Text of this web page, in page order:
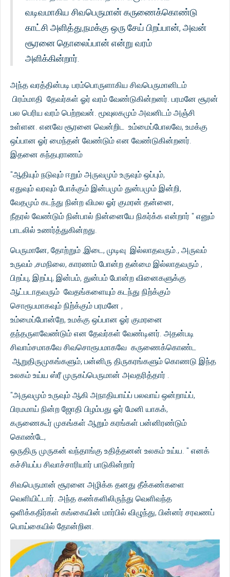
வடிவமாகிய சிவபெருமான் கருணைக்கொண்டு
காட்சி அளித்து,நமக்கு ஒரு சேய் பிறப்பான், அவன்
சூரனை தொலைப்பான் என்று வரம்
அளிக்கின்றார்.
அந்த வரத்தின்படி பரம்பொருளாகிய சிவபெருமானிடம்
பிரம்மாதி தேவர்கள் ஓர் வரம் வேண்டுகின்றனர். பரமனே சூரன்
பல பெரிய வரம் பெற்றவன். மூவுலகமும் அவனிடம் அஞ்சி
உள்ளன. எனவே சூரனை வென்றிட உம்மைப்போலவே, உமக்கு
ஒப்பான ஓர் மைந்தன் வேண்டும் என வேண்டுகின்றனர்.
இதனை கந்தபுராணம்
"ஆதியும் நடுவும் ஈறும் அருவமும் உருவும் ஒப்பும்,
ஏதுவும் வரவும் போக்கும் இன்பமும் துன்பமும் இன்றி,
வேதமும் கடந்து நின்ற விமல ஓர் குமரன் தன்னை,
நீதரல் வேண்டும் நின்பால் நின்னையே நிகர்க்க என்றார் " எனும்
பாடலில் உணர்த்துகின்றது.
பெருமானே, தோற்றும் ,இடை, முடிவு இல்லாதவரும்., அருவம்
உருவம் ,சமநிலை, காரணம் போன்ற தன்மை இல்லாதவரும் ,
பிறப்பு, இறப்பு, இன்பம், துன்பம் போன்ற வினைகளுக்கு
ஆட்படாதவரும் வேதங்களையும் கடந்து நிற்க்கும்
சொரூபமாகவும் நிற்க்கும் பரமனே ,
உம்மைப்போன்றே, உமக்கு ஒப்பான ஓர் குமரனை
தந்தருளவேண்டும் என தேவர்கள் வேண்டினர். அதன்படி
சிவாம்சமாகவே சிவசொரூபமாகவே கருணைக்கொண்ட
ஆறுதிருமுகங்களும், பன்னிரு திருகரங்களும் கொணடு இந்த
உலகம் உய்ய ஸ்ரீ முருகப்பெருமான் அவதரித்தார் .
"அருவமும் உருவும் ஆகி அநாதியாய்ப் பலவாய் ஒன்றாய்ப்,
பிரமமாய் நின்ற ஜோதி பிழம்பது ஓர் மேனி யாகக்,
கருணைகூர் முகங்கள் ஆறும் கரங்கள் பன்னிரண்டும்
கொண்டே,
ஒருதிரு முருகன் வந்தாங்கு உதித்தனன் உலகம் உய்ய. " எனக்
கச்சியப்ப சிவாச்சாரியார் பாடுகின்றார்
சிவபெருமான் சூரனை அழிக்க தனது தீக்கண்களை
வெளியிட்டார். அந்த கண்களிலிருந்து வெளிவந்த
ஒளிக்கதிர்கள் கங்கையின் மார்பில் விழுந்து, பின்னர் சரவணப்
பொய்கையில் தோன்றின.